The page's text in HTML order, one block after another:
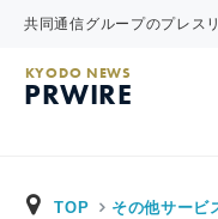
共同通信グループのプレス
KYODO NEWS
PRWIRE
TOP その他サービ